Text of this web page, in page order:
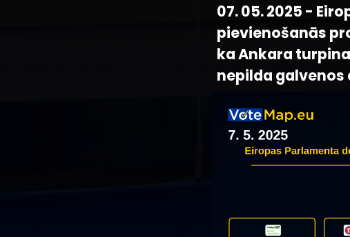
07. 05. 2025 -
pievienošanās
ka Ankara
nepilda